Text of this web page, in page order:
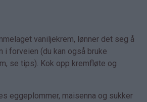
vaniljekrem, lønner det seg å
i forveien (du kan også bruke
se tips). Kok opp kremfløte og
eggeplommer, maisenna og sukker